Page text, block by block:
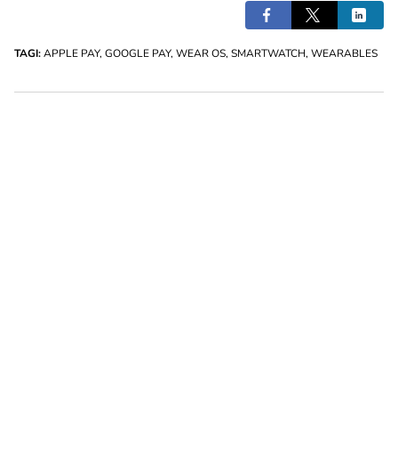
TAGI:APPLE PAY, GOOGLE PAY, WEAR OS, SMARTWATCH, WEARABLES